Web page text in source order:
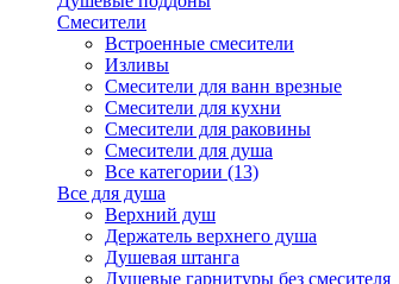
Смесители
Встроенные смесители
Изливы
Смесители для ванн врезные
Смесители для кухни
Смесители для раковины
Смесители для душа
Все категории (13)
Все для душа
Верхний душ
Держатель верхнего душа
Душевая штанга
Душевые гарнитуры без смесителя